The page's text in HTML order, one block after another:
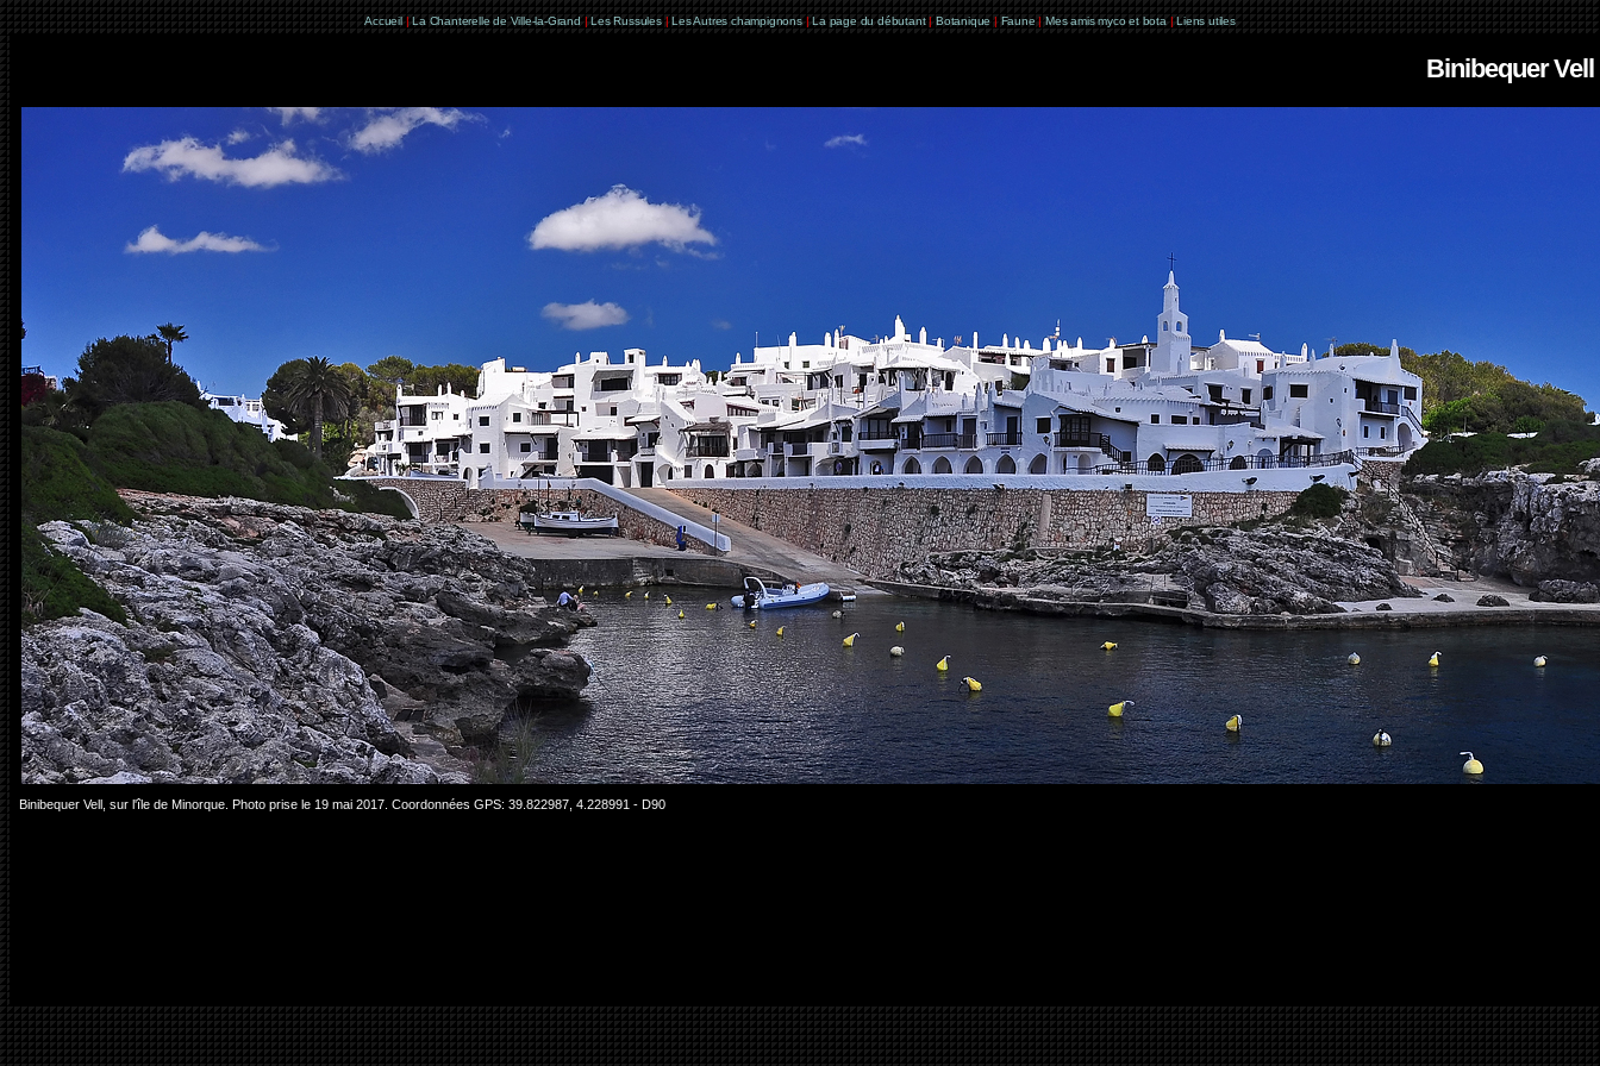
Accueil | La Chanterelle de Ville-la-Grand | Les Russules | Les Autres champignons | La page du débutant | Botanique | Faune | Mes amis myco et bota | Liens utiles
Binibequer Vell
Binibequer Vell, sur l'île de Minorque. Photo prise le 19 mai 2017. Coordonnées GPS: 39.822987, 4.228991 - D90